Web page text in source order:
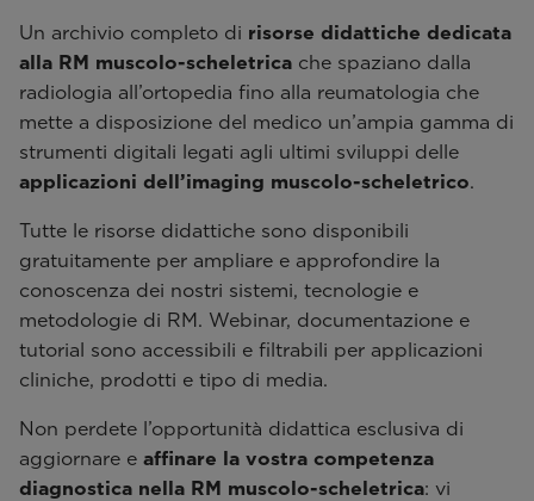
Un archivio completo di risorse didattiche dedicata
alla RM muscolo-scheletrica che spaziano dalla
radiologia all’ortopedia fino alla reumatologia che
mette a disposizione del medico un’ampia gamma di
strumenti digitali legati agli ultimi sviluppi delle
applicazioni dell’imaging muscolo-scheletrico.
Tutte le risorse didattiche sono disponibili
gratuitamente per ampliare e approfondire la
conoscenza dei nostri sistemi, tecnologie e
metodologie di RM. Webinar, documentazione e
tutorial sono accessibili e filtrabili per applicazioni
cliniche, prodotti e tipo di media.
Non perdete l’opportunità didattica esclusiva di
aggiornare e affinare la vostra competenza
diagnostica nella RM muscolo-scheletrica: vi